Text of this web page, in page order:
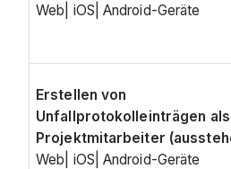
Web| iOS| Android-Geräte
Erstellen von
Unfallprotokolleinträgen als
Projektmitarbeiter
Web| iOS| Android-Geräte